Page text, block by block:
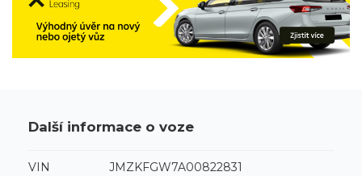
Další informace o voze
VIN JMZKFGW7A00822831